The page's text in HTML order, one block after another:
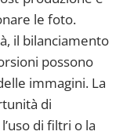
le foto.
il bilanciamento
possono
immagini. La
di
di filtri o la